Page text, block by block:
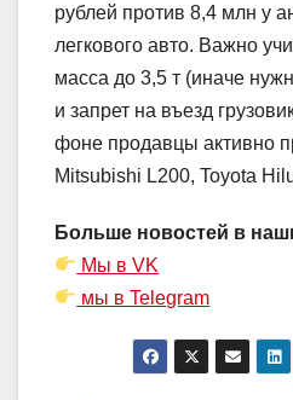
рублей против 8,4 млн у
легкового авто. Важно
масса до 3,5 т (иначе
и запрет на въезд
фоне продавцы активно
Mitsubishi L200, Toyota
Больше новостей в
Мы в VK
мы в Telegram